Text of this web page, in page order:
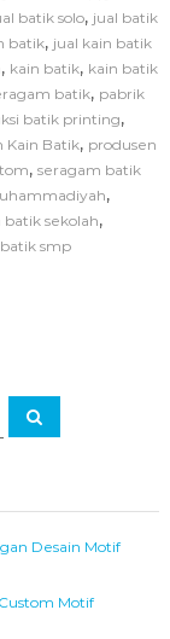
k
b
a
u
s
P
r
o
d
M
h
batik solo, jual batik
batik, jual kain batik
, kain batik, kain batik
batik, pabrik
batik printing,
Kain Batik, produsen
, seragam batik
,
batik sekolah,
smp
C
a
Desain Motif
Motif